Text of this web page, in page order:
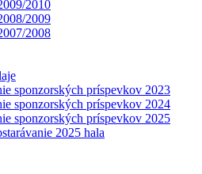
2010
2009
2008
sponzorských príspevkov 2023
sponzorských príspevkov 2024
sponzorských príspevkov 2025
2025 hala